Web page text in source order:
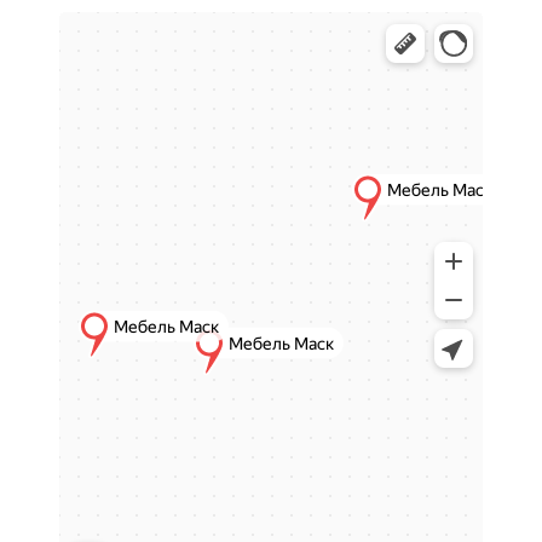
Такие модели гармонично сочетают
функциональность и аккуратный дизайн,
Особенности стульев с
металлическим каркасом
Металлический каркас обеспечивает
высокую устойчивость и стабильность, что
делает стулья удобными для регулярной